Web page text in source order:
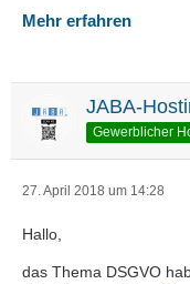
Mehr erfahren
JABA-
Gewerblicher
27. April 2018 um 14:28
Hallo,
das Thema DSGVO